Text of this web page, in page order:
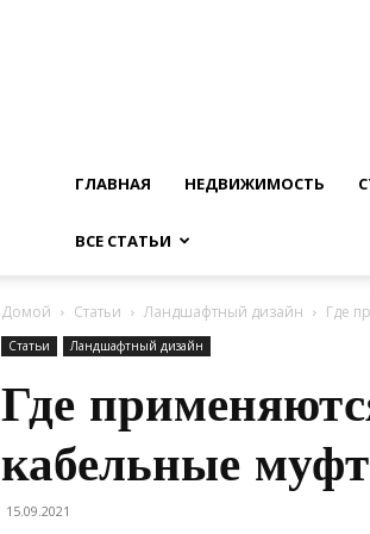
ГЛАВНАЯ НЕДВИЖИМОСТЬ
ВСЕ СТАТЬИ
Домой Статьи Ландшафтный дизайн Где
Статьи Ландшафтный дизайн
Где
кабельные
15.09.2021